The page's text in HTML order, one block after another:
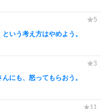
という考え方はやめよう。
にも、怒ってもらおう。